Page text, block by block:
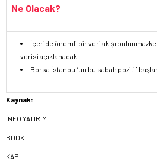
Ne Olacak?
İçeride önemli bir veri akışı
verisi açıklanacak.
Borsa İstanbul’un bu sabah pozitif
Kaynak:
İNFO YATIRIM
BDDK
KAP